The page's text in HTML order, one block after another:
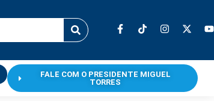
FALE COM O PRESIDENTE MIGUEL
TORRES